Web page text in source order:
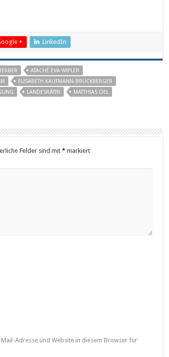
+ LinkedIn
ATACHÉ EVA WIPLER
ELISABETH KAUFMANN-BRUCKBERGER
LANDESRÄTIN
MATTHIAS OEL
Felder sind mit *markiert
Mail-Adresse und Website in diesem Browser für